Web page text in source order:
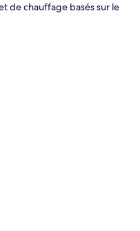
de chauffage basés sur le